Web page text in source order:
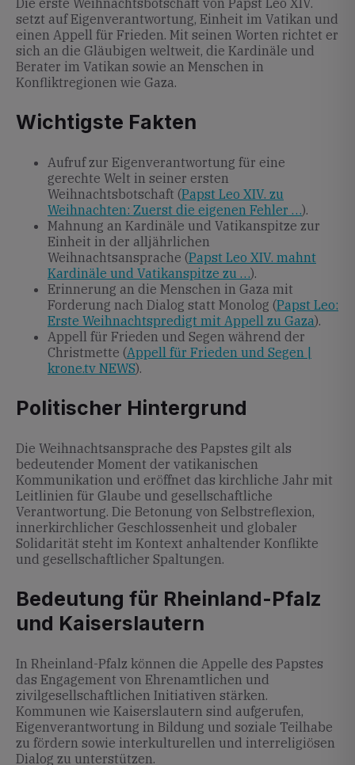
Die erste Weihnachtsbotschaft von Papst Leo XIV.
setzt auf Eigenverantwortung, Einheit im Vatikan und
einen Appell für Frieden. Mit seinen Worten richtet er
sich an die Gläubigen weltweit, die Kardinäle und
Berater im Vatikan sowie an Menschen in
Konfliktregionen wie Gaza.
Wichtigste Fakten
Aufruf zur Eigenverantwortung für eine
gerechte Welt in seiner ersten
Weihnachtsbotschaft (Papst Leo XIV. zu
Weihnachten: Zuerst die eigenen Fehler …).
Mahnung an Kardinäle und Vatikanspitze zur
Einheit in der alljährlichen
Weihnachtsansprache (Papst Leo XIV. mahnt
Kardinäle und Vatikanspitze zu …).
Erinnerung an die Menschen in Gaza mit
Forderung nach Dialog statt Monolog (Papst Leo:
Erste Weihnachtspredigt mit Appell zu Gaza).
Appell für Frieden und Segen während der
Christmette (Appell für Frieden und Segen |
krone.tv NEWS).
Politischer Hintergrund
Die Weihnachtsansprache des Papstes gilt als
bedeutender Moment der vatikanischen
Kommunikation und eröffnet das kirchliche Jahr mit
Leitlinien für Glaube und gesellschaftliche
Verantwortung. Die Betonung von Selbstreflexion,
innerkirchlicher Geschlossenheit und globaler
Solidarität steht im Kontext anhaltender Konflikte
und gesellschaftlicher Spaltungen.
Bedeutung für Rheinland-Pfalz
und Kaiserslautern
In Rheinland-Pfalz können die Appelle des Papstes
das Engagement von Ehrenamtlichen und
zivilgesellschaftlichen Initiativen stärken.
Kommunen wie Kaiserslautern sind aufgerufen,
Eigenverantwortung in Bildung und soziale Teilhabe
zu fördern sowie interkulturellen und interreligiösen
Dialog zu unterstützen.